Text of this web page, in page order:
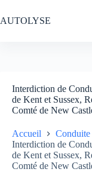
au
contenu
AUTOLYSE
Interdiction de
de Kent et Sussex,
Comté de New
Accueil
Conduite
Interdiction de
de Kent et Sussex,
Comté de New